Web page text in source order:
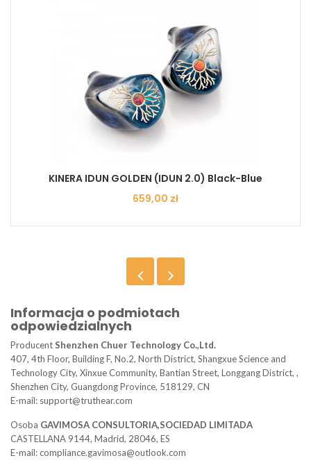
KINERA IDUN GOLDEN (IDUN 2.0) Black-Blue
Cena
659,00 zł
Informacja o podmiotach
odpowiedzialnych
ProducentShenzhen Chuer Technology Co.,Ltd.
407, 4th Floor, Building F, No.2, North District, Shangxue Science and
Technology City, Xinxue Community, Bantian Street, Longgang District, ,
Shenzhen City, Guangdong Province, 518129, CN
E-mail: support@truthear.com
Osoba GAVIMOSA CONSULTORIA,SOCIEDAD LIMITADA
CASTELLANA 9144, Madrid, 28046, ES
E-mail: compliance.gavimosa@outlook.com